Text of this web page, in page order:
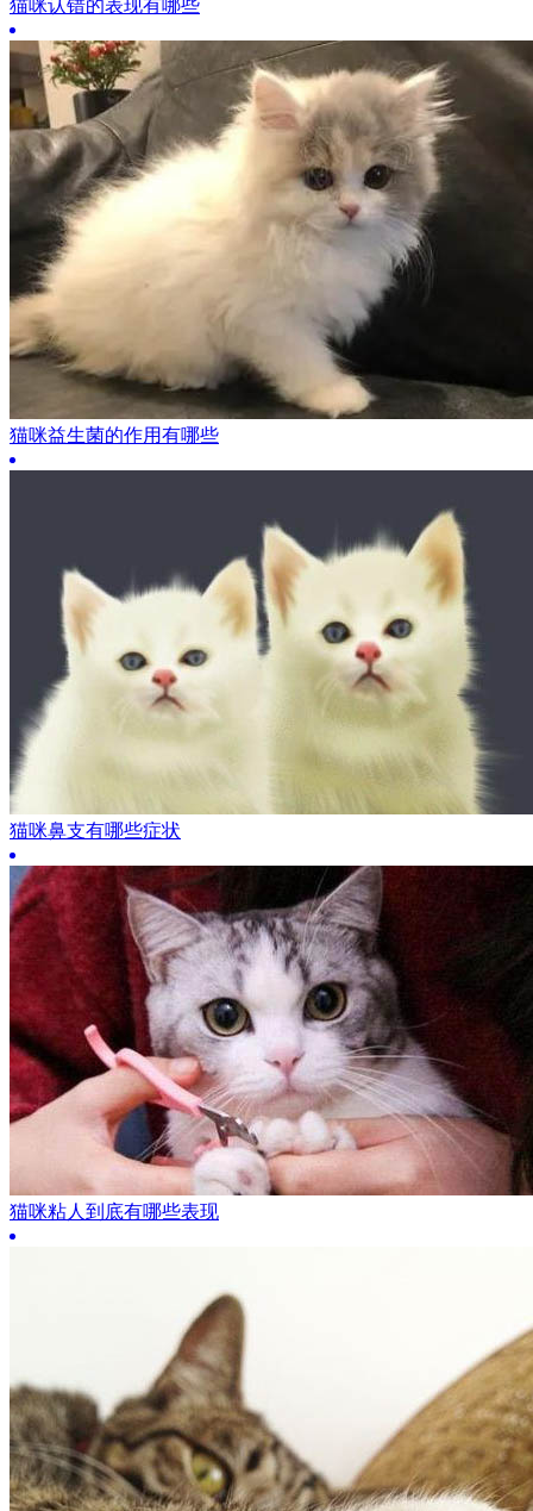
猫咪认错的表现有哪些
猫咪益生菌的作用有哪些
猫咪鼻支有哪些症状
猫咪粘人到底有哪些表现